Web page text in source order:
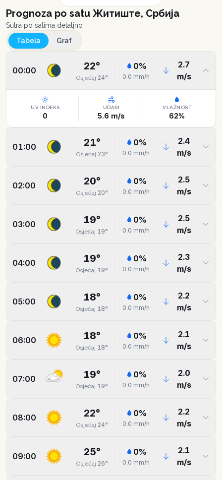
Prognoza po satu Житиште, Србија
Sutra po satima detaljno
Tabela
Graf
00:00 22°
Osjećaj 24°
0%
0.0 mm/h
2.7
m/s
UV INDEKS
0
UDARI
5.6 m/s
VLAŽNOST
62%
01:00 21°
Osjećaj 23°
0%
0.0 mm/h
2.4
m/s
02:00 20°
Osjećaj 20°
0%
0.0 mm/h
2.5
m/s
03:00 19°
Osjećaj 19°
0%
0.0 mm/h
2.5
m/s
04:00 19°
Osjećaj 19°
0%
0.0 mm/h
2.3
m/s
05:00 18°
Osjećaj 18°
0%
0.0 mm/h
2.2
m/s
06:00 18°
Osjećaj 18°
0%
0.0 mm/h
2.1
m/s
07:00 19°
Osjećaj 19°
0%
0.0 mm/h
2.0
m/s
08:00 22°
Osjećaj 24°
0%
0.0 mm/h
2.2
m/s
09:00 25°
Osjećaj 26°
0%
0.0 mm/h
2.1
m/s